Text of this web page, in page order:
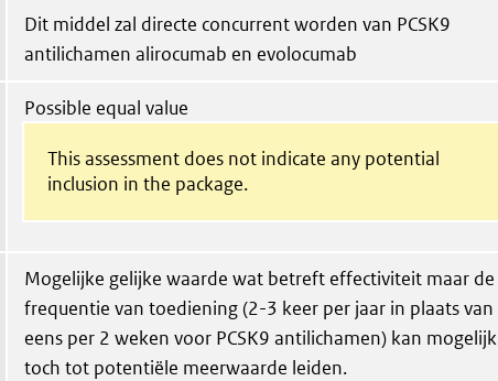
Dit middel zal directe concurrent worden van PCSK9
antilichamen alirocumab en evolocumab
Possible equal value
This assessment does not indicate any potential
inclusion in the package.
Mogelijke gelijke waarde wat betreft effectiviteit maar de
frequentie van toediening (2-3 keer per jaar in plaats van
eens per 2 weken voor PCSK9 antilichamen) kan mogelijk
toch tot potentiële meerwaarde leiden.